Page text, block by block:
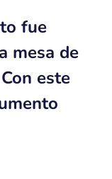
fue
mesa de
este